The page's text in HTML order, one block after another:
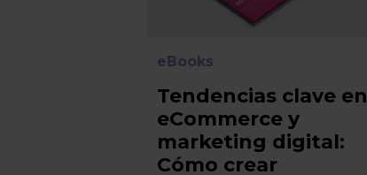
eBooks
Tendencias clave en
eCommerce y
marketing digital:
Cómo crear